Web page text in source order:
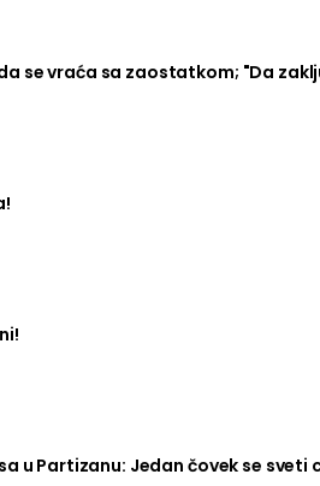
se vraća sa zaostatkom; "Da
u Partizanu: Jedan čovek se sveti